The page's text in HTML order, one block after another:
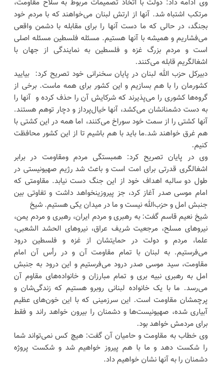
وی ادامه داد: دولت با اتخاذ تصمیمات مربوط به سلاح مقاومت،
مرتکب اشتباه شد. آنها از ارتش لبنان می‌خواهند که با مردم خود
بجنگد، در حالی که ما دست آنها را برای مقابله با دشمن واقعی
می‌فشاریم و همیشه با آنها هستیم. مسئله فلسطین مسئله اصلی
است و مردم بزرگ غزه و فلسطین به نمایندگی از جهان با
اشغالگریم قابله می‌کنند.
دبیرکل حزب الله لبنان در پایان سخنرانی خود تصریح کرد: بیایید
کشورمان را با هم بسازیم و این کشور برای همه ماست. برخی از
گروه‌ها کشوری را می‌پذیرند که شرکایش آن را حذف کرده و آنها را
به دست دشمنانشان می‌کشد، آنها خیال‌پرداز و دچار توهم هستند.
آنها کشتی را از سمت خود سوراخ می‌کنند، اما همه در این کشتی با
هم غرق خواهند شد.ما باید با هم باشیم تا از این کشور محافظت
کنیم.
وی در پایان تصریح کرد: همبستگی مردم ومقاومت در برابر
اشغالگری قدرتی برای امت است و باعث شد رژیم صهیونیستی در
طول دو سالبه اهداف خود از این جنگ دست نیابد. مقاومتی که
امام موسی صدر آغاز کرد، جز پیروزینخواهد داشت و تفاوتی بین
جنبش امل و حزب‌الله نیست و ما در میدان یکی هستیم. شیخ
شیخ نعیم قاسم گفت: به رهبری و مردم ایران، رهبری و مردم یمن،
نیروهای مسلح، مرجعیت شریف عراق، نیروهای الحشد الشعبی،
علما، مردم و دولت در حمایتشان از غزه و فلسطین درود
می‌فرستیم. به لبنان با تمام مقاومت آن و در رأس آن امام
مقاومت، سید موسی صدر درود می‌فرستیم و این درود به جنبش
امل به رهبری نبیه بری و تمام مبارزان و خانواده‌های مقاوم آن
می‌رسد. ما با یک خانواده لبنانی روبرو هستیم که زندگی‌شان و
پرچمشان مقاومت است. این سرزمینی که با این خون‌های عظیم
آبیاری شده، صهیونیست‌ها و دشمنان را بیرون خواهد راند و فقط
برای مردمش خواهد بود.
وی خطاب به مقاومت و حامیان آن گفت: هیچ کس نمی‌تواند شما
را شکست دهد و ما با هم پیروز خواهیم شد و شکست پروژه
دشمنان را به آنها نشان خواهیم داد.